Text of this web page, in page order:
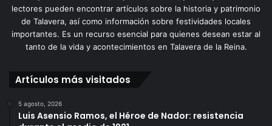
lectores pueden encontrar artículos sobre la historia y patrimonio
de Talavera, así como información sobre festividades locales
importantes. Es un recurso esencial para quienes desean estar al
tanto de la vida y acontecimientos en Talavera de la Reina.
Artículos más visitados
5 agosto, 2026
Luis Asensio Ramos, el Héroe de Nador: resistencia